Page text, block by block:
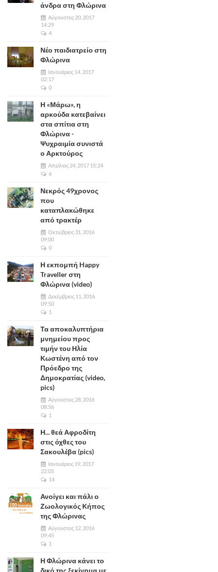
άνδρα στη Φλώρινα
Αύγουστος 20, 2017
14:29
4
Νέο παιδιατρείο στη
Φλώρινα
Ιανουάριος 14, 2017
02:17
0
Η «Μάρω», η
αρκούδα κατεβαίνει
στα σπίτια στη
Φλώρινα -
Ψυχραιμία συνιστά
ο Αρκτούρος
Απρίλιος 24, 2017 15:24
6
Νεκρός 49χρονος
που
καταπλακώθηκε
από τρακτέρ
Οκτώβριος 31, 2016
09:00
0
Η εκπομπή Happy
Traveller στη
Φλώρινα (video)
Δεκέμβριος 11, 2016
09:50
1
Τα αποκαλυπτήρια
μνημείου προς
τιμήν του Ηλία
Κωστένη από τον
Πρόεδρο της
Δημοκρατίας (video,
pics)
Αύγουστος 28, 2016
08:56
1
Η... θεά Αφροδίτη
στις όχθες του
Σακουλέβα (pics)
Ιανουάριος 19, 2017
22:05
14
Ανοίγει και πάλι ο
Ζωολογικός Κήπος
της Φλώρινας
Αύγουστος 12, 2016
09:45
1
Η Φλώρινα κάνει το
δικό της ξεκίνημα με